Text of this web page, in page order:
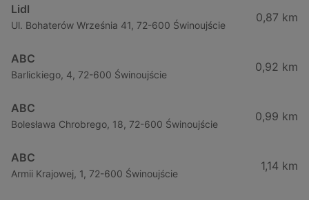
Lidl
Ul. Bohaterów Września 41, 72-600 Świnoujście
0,87 km
ABC
Barlickiego, 4, 72-600 Świnoujście
0,92 km
ABC
Bolesława Chrobrego, 18, 72-600 Świnoujście
0,99 km
ABC
Armii Krajowej, 1, 72-600 Świnoujście
1,14 km